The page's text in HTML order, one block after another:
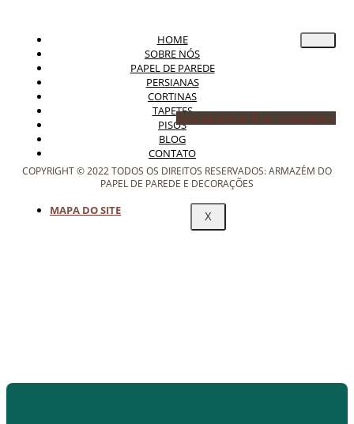
HOME
SOBRE NÓS
PAPEL DE PAREDE
PERSIANAS
CORTINAS
TAPETES
PISOS
BLOG
CONTATO
X
Icon-facebook Icon-instagram-1
COPYRIGHT © 2022 TODOS OS DIREITOS RESERVADOS: ARMAZÉM DO
PAPEL DE PAREDE E DECORAÇÕES
MAPA DO SITE